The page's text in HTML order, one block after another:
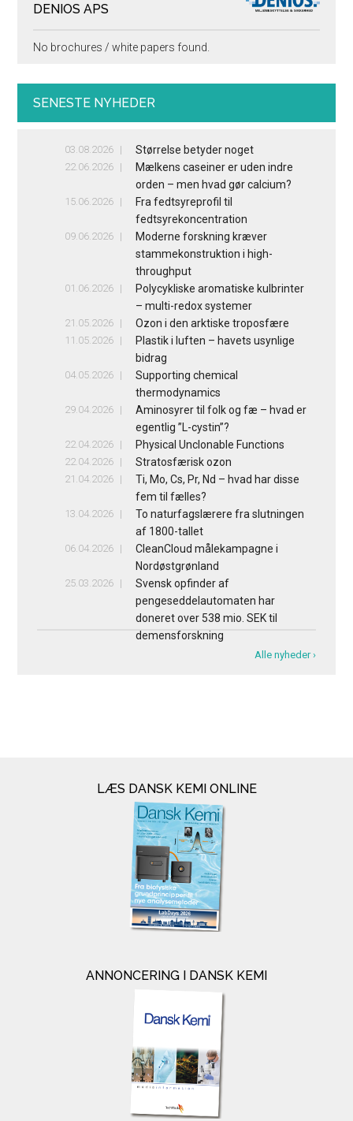
DENIOS APS
No brochures / white papers found.
SENESTE NYHEDER
03.08.2026 Størrelse betyder noget
22.06.2026
Mælkens caseiner er uden indre
orden – men hvad gør calcium?
15.06.2026
Fra fedtsyreprofil til
fedtsyrekoncentration
09.06.2026
Moderne forskning kræver
stammekonstruktion i high-
throughput
01.06.2026
Polycykliske aromatiske kulbrinter
– multi-redox systemer
21.05.2026 Ozon i den arktiske troposfære
11.05.2026
Plastik i luften – havets usynlige
bidrag
04.05.2026
Supporting chemical
thermodynamics
29.04.2026
Aminosyrer til folk og fæ – hvad er
egentlig ”L-cystin”?
22.04.2026 Physical Unclonable Functions
22.04.2026 Stratosfærisk ozon
21.04.2026
Ti, Mo, Cs, Pr, Nd – hvad har disse
fem til fælles?
13.04.2026
To naturfagslærere fra slutningen
af 1800-tallet
06.04.2026
CleanCloud målekampagne i
Nordøstgrønland
25.03.2026
Svensk opfinder af
pengeseddelautomaten har
doneret over 538 mio. SEK til
demensforskning
Alle nyheder ›
LÆS DANSK KEMI ONLINE
ANNONCERING I DANSK KEMI